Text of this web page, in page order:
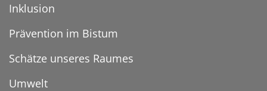
Inklusion
Prävention im Bistum
Schätze unseres Raumes
Umwelt